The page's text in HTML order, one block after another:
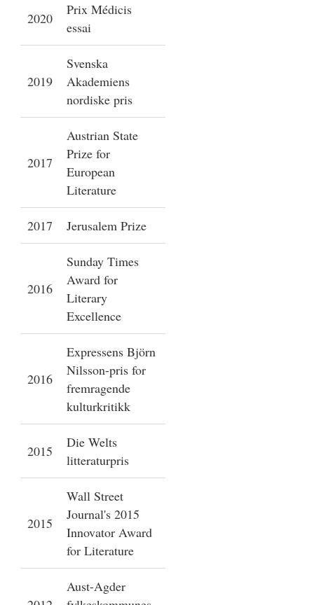
2020
Prix Médicis
essai
2019
Svenska
Akademiens
nordiske pris
2017
Austrian State
Prize for
European
Literature
2017 Jerusalem Prize
2016
Sunday Times
Award for
Literary
Excellence
2016
Expressens Björn
Nilsson-pris for
fremragende
kulturkritikk
2015
Die Welts
litteraturpris
2015
Wall Street
Journal's 2015
Innovator Award
for Literature
Aust-Agder